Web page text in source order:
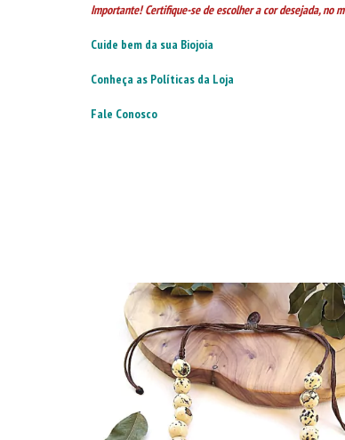
Importante! Certifique-se de escolher a cor desejada, no
Cuide bem da sua Biojoia
Conheça as Políticas da Loja
Fale Conosco